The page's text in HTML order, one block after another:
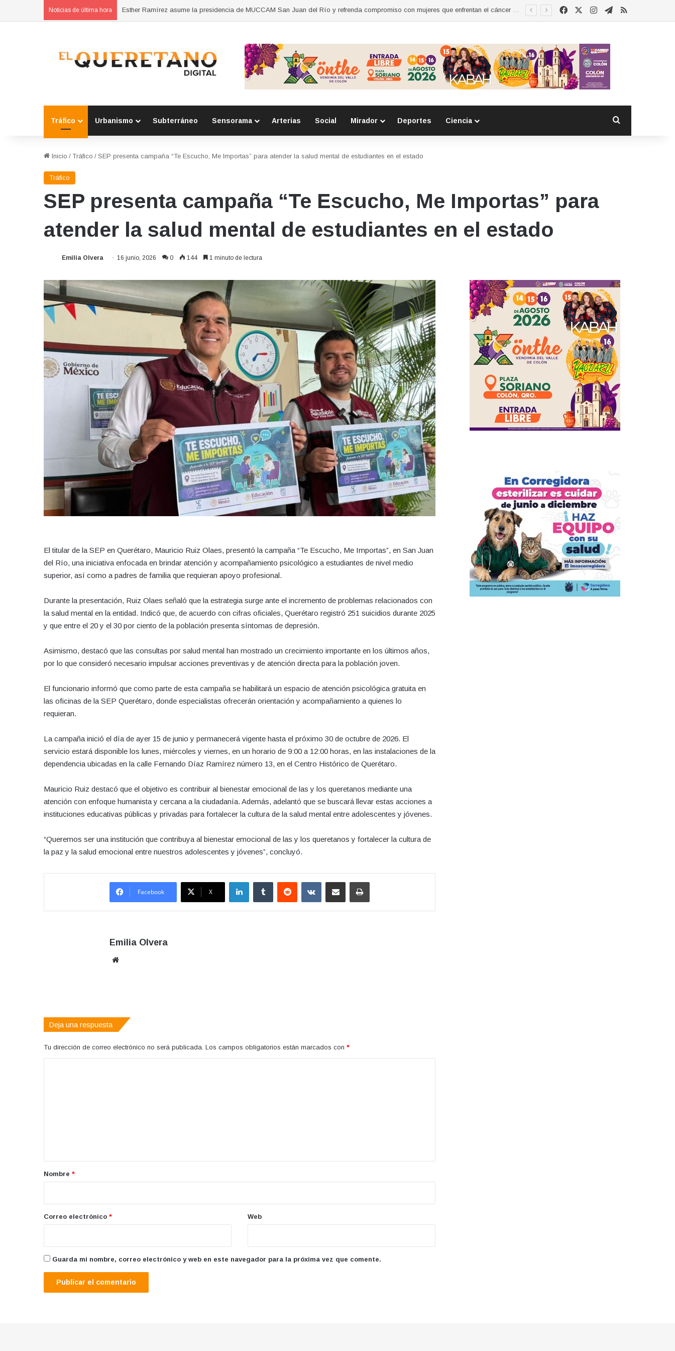
Noticias de última hora Esther Ramírez asume la presidencia de MUCCAM San Juan del Río y refrenda compromiso con mujeres que enfrentan el cáncer de mama FacebookInstagram
Telegram
RSS
Tráfico Urbanismo Subterráneo Sensorama Arterias Social Mirador Deportes Ciencia
Inicio / Tráfico / SEP presenta campaña “Te Escucho, Me Importas” para atender la salud mental de estudiantes en el estado
Tráfico
SEP presenta campaña “Te Escucho, Me Importas” para
atender la salud mental de estudiantes en el estado
Emilia Olvera 16 junio, 2026 0 144 1 minuto de lectura
El titular de la SEP en Querétaro, Mauricio Ruiz Olaes, presentó la campaña “Te Escucho, Me Importas”, en San Juan
del Río, una iniciativa enfocada en brindar atención y acompañamiento psicológico a estudiantes de nivel medio
superior, así como a padres de familia que requieran apoyo profesional.
Durante la presentación, Ruiz Olaes señaló que la estrategia surge ante el incremento de problemas relacionados con
la salud mental en la entidad. Indicó que, de acuerdo con cifras oficiales, Querétaro registró 251 suicidios durante 2025
y que entre el 20 y el 30 por ciento de la población presenta síntomas de depresión.
Asimismo, destacó que las consultas por salud mental han mostrado un crecimiento importante en los últimos años,
por lo que consideró necesario impulsar acciones preventivas y de atención directa para la población joven.
El funcionario informó que como parte de esta campaña se habilitará un espacio de atención psicológica gratuita en
las oficinas de la SEP Querétaro, donde especialistas ofrecerán orientación y acompañamiento a quienes lo
requieran.
La campaña inició el día de ayer 15 de junio y permanecerá vigente hasta el próximo 30 de octubre de 2026. El
servicio estará disponible los lunes, miércoles y viernes, en un horario de 9:00 a 12:00 horas, en las instalaciones de la
dependencia ubicadas en la calle Fernando Díaz Ramírez número 13, en el Centro Histórico de Querétaro.
Mauricio Ruiz destacó que el objetivo es contribuir al bienestar emocional de las y los queretanos mediante una
atención con enfoque humanista y cercana a la ciudadanía. Además, adelantó que se buscará llevar estas acciones a
instituciones educativas públicas y privadas para fortalecer la cultura de la salud mental entre adolescentes y jóvenes.
“Queremos ser una institución que contribuya al bienestar emocional de las y los queretanos y fortalecer la cultura de
la paz y la salud emocional entre nuestros adolescentes y jóvenes”, concluyó.
Facebook X
LinkedInTumblr Reddit VKontakteCompartir por correo electrónicoImprimir
Emilia Olvera
Deja una respuesta
Tu dirección de correo electrónico no será publicada. Los campos obligatorios están marcados con *
r
*
Nombre *
Correo electrónico * Web
Guarda mi nombre, correo electrónico y web en este navegador para la próxima vez que comente.